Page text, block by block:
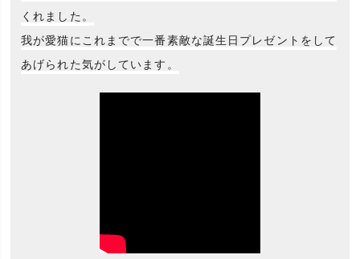
くれました。
我が愛猫にこれまでで一番素敵な誕生日プレゼントをして
あげられた気がしています。